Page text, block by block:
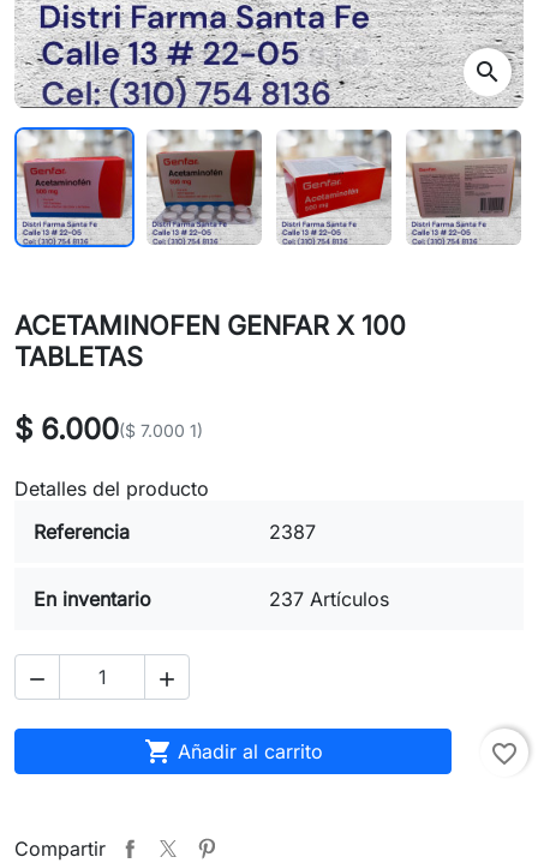
search
ACETAMINOFEN GENFAR X 100
TABLETAS
$ 6.000($ 7.000 1)
Detalles del producto
Referencia
2387
En inventario 237 Artículos
 
 Añadir al carrito favorite_border
Compartir